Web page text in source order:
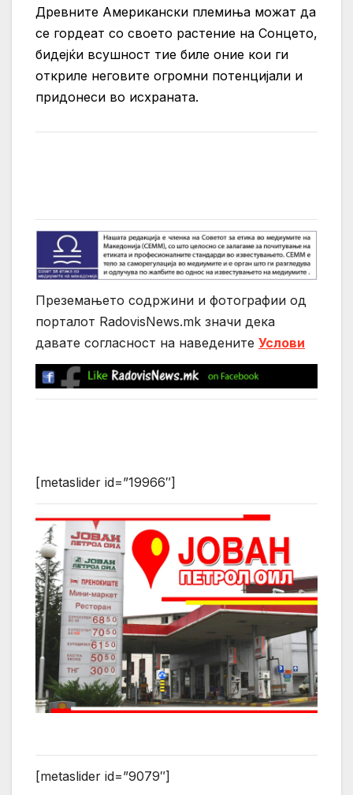
Древните Американски племиња можат да
се гордеат со своето растение на Сонцето,
бидејќи всушност тие биле оние кои ги
откриле неговите огромни потенцијали и
придонеси во исхраната.
Преземањето содржини и фотографии од
порталот RadovisNews.mk значи дека
давате согласност на нaведените Услови
[metaslider id=”19966″]
[metaslider id=”9079″]